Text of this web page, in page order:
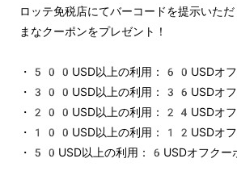
ロッテ免税店にてバーコードを提示いた
まなクーポンをプレゼント！
・500USD以上の利用：60USDオフ
・300USD以上の利用：36USDオフ
・200USD以上の利用：24USDオフ
・100USD以上の利用：12USDオフ
・50USD以上の利用：6USDオフクー